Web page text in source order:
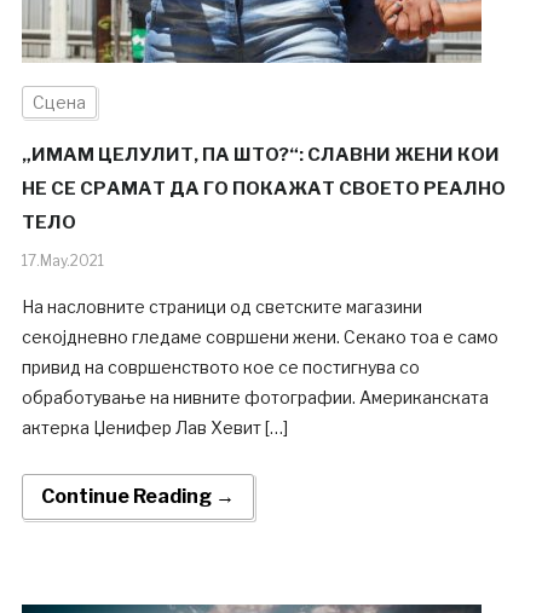
Сцена
„ИМАМ ЦЕЛУЛИТ, ПА ШТО?“: СЛАВНИ ЖЕНИ КОИ
НЕ СЕ СРАМАТ ДА ГО ПОКАЖАТ СВОЕТО РЕАЛНО
ТЕЛО
17.May.2021
На насловните страници од светските магазини
секојдневно гледаме совршени жени. Секако тоа е само
привид на совршенството кое се постигнува со
обработување на нивните фотографии. Американската
актерка Џенифер Лав Хевит […]
Continue Reading →